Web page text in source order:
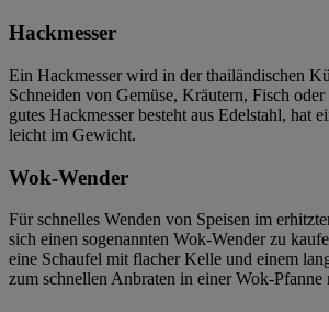
Hackmesser
Ein Hackmesser wird in der thailändischen
Schneiden von Gemüse, Kräutern, Fisch
gutes Hackmesser besteht aus Edelstahl, hat
leicht im Gewicht.
Wok-Wender
Für schnelles Wenden von Speisen im
sich einen sogenannten Wok-Wender zu
eine Schaufel mit flacher Kelle und einem
zum schnellen Anbraten in einer Wok-Pfanne